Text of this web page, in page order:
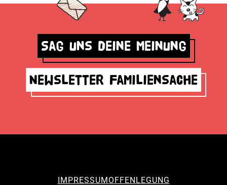
Sag uns deine Meinung
Newsletter Familiensache
IMPRESSUMOFFENLEGUNG